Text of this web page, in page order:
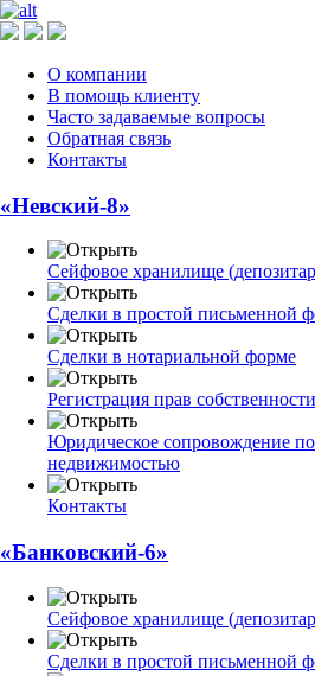
О компании
В помощь клиенту
Часто задаваемые вопросы
Обратная связь
Контакты
«Невский-8»
Сейфовое хранилище
Сделки в простой письменной
Сделки в нотариальной форме
Регистрация прав
Юридическое сопровождение
недвижимостью
Контакты
«Банковский-6»
Сейфовое хранилище
Сделки в простой письменной